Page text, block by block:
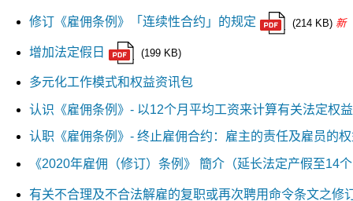
修订《雇佣条例》「连续性合约」的规定 (214 KB) 新
增加法定假日 (199 KB)
多元化工作模式和权益资讯包
认识《雇佣条例》- 以12个月平均工资来计算有关法定权
认职《雇佣条例》- 终止雇佣合约：雇主的责任及雇员的
《2020年雇佣（修订）条例》 簡介（延长法定产假至14
有关不合理及不合法解雇的复职或再次聘用命令条文之修